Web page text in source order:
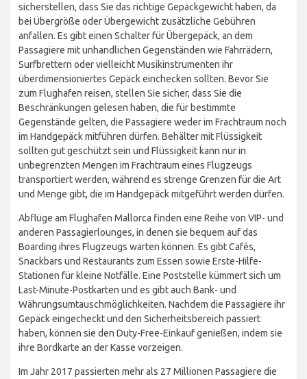
sicherstellen, dass Sie das richtige Gepäckgewicht haben, da
bei Übergröße oder Übergewicht zusätzliche Gebühren
anfallen. Es gibt einen Schalter für Übergepäck, an dem
Passagiere mit unhandlichen Gegenständen wie Fahrrädern,
Surfbrettern oder vielleicht Musikinstrumenten ihr
überdimensioniertes Gepäck einchecken sollten. Bevor Sie
zum Flughafen reisen, stellen Sie sicher, dass Sie die
Beschränkungen gelesen haben, die für bestimmte
Gegenstände gelten, die Passagiere weder im Frachtraum noch
im Handgepäck mitführen dürfen. Behälter mit Flüssigkeit
sollten gut geschützt sein und Flüssigkeit kann nur in
unbegrenzten Mengen im Frachtraum eines Flugzeugs
transportiert werden, während es strenge Grenzen für die Art
und Menge gibt, die im Handgepäck mitgeführt werden dürfen.
Abflüge am Flughafen Mallorca finden eine Reihe von VIP- und
anderen Passagierlounges, in denen sie bequem auf das
Boarding ihres Flugzeugs warten können. Es gibt Cafés,
Snackbars und Restaurants zum Essen sowie Erste-Hilfe-
Stationen für kleine Notfälle. Eine Poststelle kümmert sich um
Last-Minute-Postkarten und es gibt auch Bank- und
Währungsumtauschmöglichkeiten. Nachdem die Passagiere ihr
Gepäck eingecheckt und den Sicherheitsbereich passiert
haben, können sie den Duty-Free-Einkauf genießen, indem sie
ihre Bordkarte an der Kasse vorzeigen.
Im Jahr 2017 passierten mehr als 27 Millionen Passagiere die